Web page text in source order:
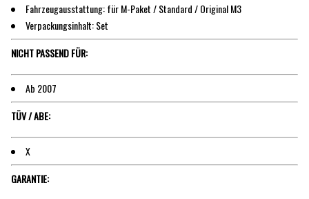
Fahrzeugausstattung: für M-Paket / Standard / Original M3
Verpackungsinhalt: Set
NICHT PASSEND FÜR:
Ab 2007
TÜV / ABE:
X
GARANTIE: